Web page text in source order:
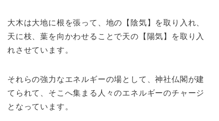
大木は大地に根を張って、地の【陰気】を取り入れ、
天に枝、葉を向かわせることで天の【陽気】を取り入
れさせています。
それらの強力なエネルギーの場として、神社仏閣が建
てられて、そこへ集まる人々のエネルギーのチャージ
となっています。